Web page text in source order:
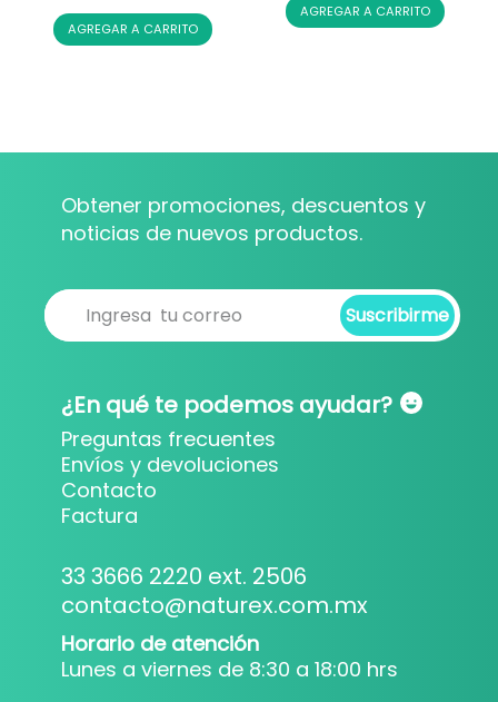
AGREGAR A CARRITO
AGREGAR A CARRITO
Obtener promociones, descuentos y
noticias de nuevos productos.
Suscribirme
¿En qué te podemos ayudar?
Preguntas frecuentes
Envíos y devoluciones
Contacto
Factura
33 3666 2220 ext. 2506
contacto@naturex.com.mx
Horario de atención
Lunes a viernes de 8:30 a 18:00 hrs